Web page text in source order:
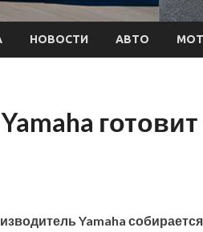
НОВОСТИ АВТО
Yamaha собирается